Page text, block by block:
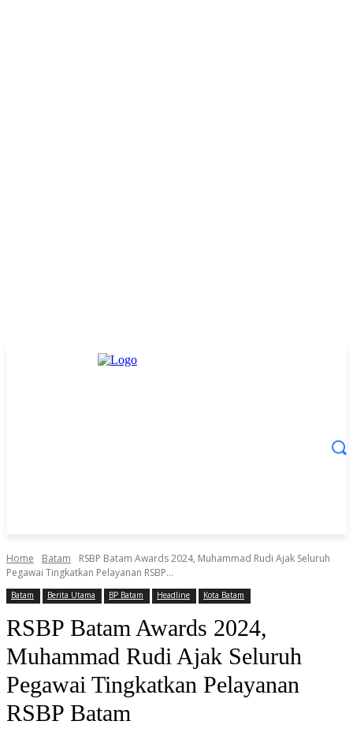
Home Batam
RSBP Batam Awards 2024, Muhammad Rudi Ajak Seluruh
Pegawai Tingkatkan Pelayanan RSBP...
Batam Berita Utama BP Batam Headline Kota Batam
RSBP Batam Awards 2024,
Muhammad Rudi Ajak Seluruh
Pegawai Tingkatkan Pelayanan
RSBP Batam